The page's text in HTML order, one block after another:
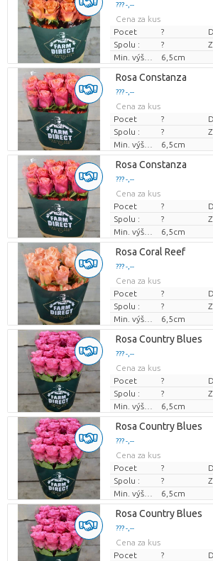
??? -,--
Cena za kus
Pocet
?
Spolu :
?
Min. výška kvetných pukov
6,5cm
Rosa Constanza
??? -,--
Cena za kus
Pocet
?
Spolu :
?
Min. výška kvetných pukov
6,5cm
Rosa Constanza
??? -,--
Cena za kus
Pocet
?
Spolu :
?
Min. výška kvetných pukov
6,5cm
Rosa Coral Reef
??? -,--
Cena za kus
Pocet
?
Spolu :
?
Min. výška kvetných pukov
6,5cm
Rosa Country Blues
??? -,--
Cena za kus
Pocet
?
Spolu :
?
Min. výška kvetných pukov
6,5cm
Rosa Country Blues
??? -,--
Cena za kus
Pocet
?
Spolu :
?
Min. výška kvetných pukov
6,5cm
Rosa Country Blues
??? -,--
Cena za kus
Pocet
?